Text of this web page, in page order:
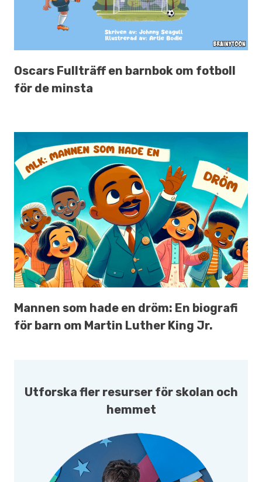
Oscars Fullträff en barnbok om fotboll
för de minsta
Mannen som hade en dröm: En biografi
för barn om Martin Luther King Jr.
Utforska fler resurser för skolan och
hemmet